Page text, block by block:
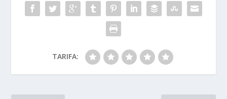
TARIFA: